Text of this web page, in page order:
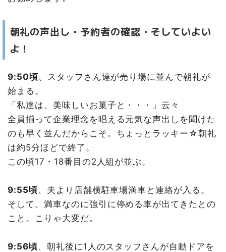
朝礼の声出し・予約者の確認・そしていよい
よ！
9:50頃、スタッフさん達が売り場に並んで朝礼が
始まる。
「私達は、美味しいお菓子と・・・」云々
全員揃って企業理念を唱える元気な声出しを聞けた
のも早く並んだからこそ。ちょっとラッキー☆朝礼
は約5分ほどで終了。
この頃17・18番目の2人組が並ぶ。
9:55頃、夫より店舗横駐車場満車と連絡が入る。
そして、満車なのに強引に停める車が出てきたとの
こと。こりゃ大変だ。
9:56頃、朝礼後に1人のスタッフさんが自動ドアを